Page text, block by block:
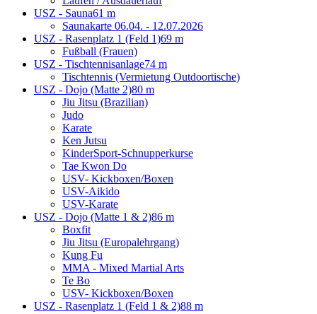
USZ - Sauna61 m
Saunakarte 06.04. - 12.07.2026
USZ - Rasenplatz 1 (Feld 1)69 m
Fußball (Frauen)
USZ - Tischtennisanlage74 m
Tischtennis (Vermietung Outdoortische)
USZ - Dojo (Matte 2)80 m
Jiu Jitsu (Brazilian)
Judo
Karate
Ken Jutsu
KinderSport-Schnupperkurse
Tae Kwon Do
USV- Kickboxen/Boxen
USV-Aikido
USV-Karate
USZ - Dojo (Matte 1 & 2)86 m
Boxfit
Jiu Jitsu (Europalehrgang)
Kung Fu
MMA - Mixed Martial Arts
Te Bo
USV- Kickboxen/Boxen
USZ - Rasenplatz 1 (Feld 1 & 2)88 m